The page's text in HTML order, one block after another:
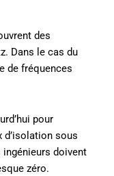
des
Dans le cas du
de fréquences
pour
d’isolation sous
doivent
zéro.